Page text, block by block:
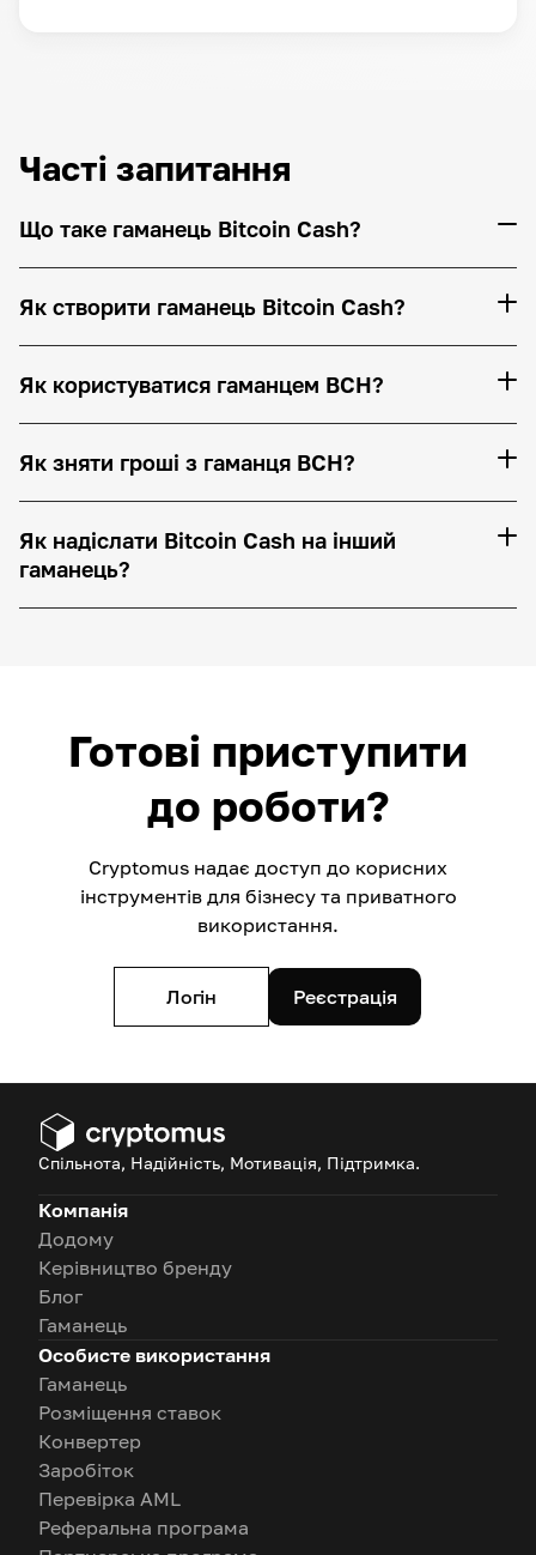
Часті запитання
Що таке гаманець Bitcoin Cash?
Як створити гаманець Bitcoin Cash?
Як користуватися гаманцем BCH?
Як зняти гроші з гаманця BCH?
Як надіслати Bitcoin Cash на інший
гаманець?
Готові приступити
до роботи?
Cryptomus надає доступ до корисних
інструментів для бізнесу та приватного
використання.
Логін Реєстрація
Спільнота, Надійність, Мотивація, Підтримка.
Компанія
Додому
Керівництво бренду
Блог
Гаманець
Особисте використання
Гаманець
Розміщення ставок
Конвертер
Заробіток
Перевірка AML
Реферальна програма